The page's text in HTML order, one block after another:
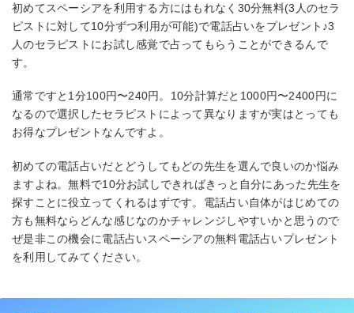
初めてスペーシアを利用する方にはもれなく30分無料(3人のセラ
ピストに対して10分ずつ利用が可能)で電話占いをプレゼント♪3
人のセラピストにお試し感覚で占ってもらうことができるんで
す。
通常ですと1分100円〜240円。10分計算だと1000円〜2400円に
なるので選択したセラピストによって異なりますが実はとっても
お得なプレゼントなんですよ。
初めての電話占いだとどうしてもどの先生を選んで良いのか悩み
ますよね。無料で10分お試しできればきっと自分にあった先生を
探すことに役立ってくれるはずです。電話占い自体がはじめての
方も無料ならどんな感じなのかチャレンジしやすいかと思うので
ぜ是非この機会に電話占いスペーシアの無料電話占いプレゼント
を利用してみてください。